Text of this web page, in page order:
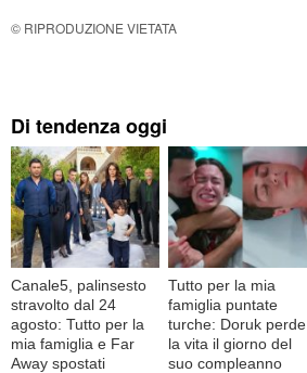
© RIPRODUZIONE VIETATA
Di tendenza oggi
Canale5, palinsesto
stravolto dal 24
agosto: Tutto per la
mia famiglia e Far
Away spostati
Tutto per la mia
famiglia puntate
turche: Doruk perde
la vita il giorno del
suo compleanno